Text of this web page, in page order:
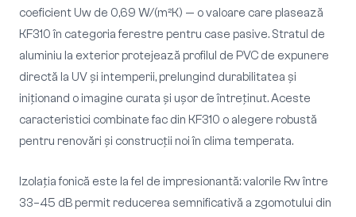
coeficient Uw de 0,69 W/(m²K) — o valoare care plasează
KF310 în categoria ferestre pentru case pasive. Stratul de
aluminiu la exterior protejează profilul de PVC de expunere
directă la UV și intemperii, prelungind durabilitatea și
iniționand o imagine curata și ușor de întreținut. Aceste
caracteristici combinate fac din KF310 o alegere robustă
pentru renovări și construcții noi în clima temperata.
Izolația fonică este la fel de impresionantă: valorile Rw între
33–45 dB permit reducerea semnificativă a zgomotului din